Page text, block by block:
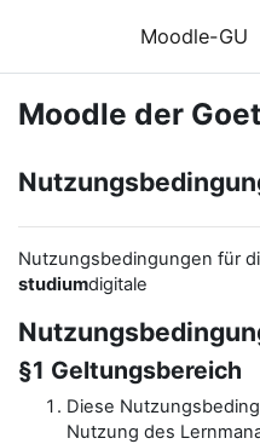
Moodle-GU
Moodle der
Nutzungsbedingungen für
studiumdigitale
§1 Geltungsbereich
Diese
Nutzung des